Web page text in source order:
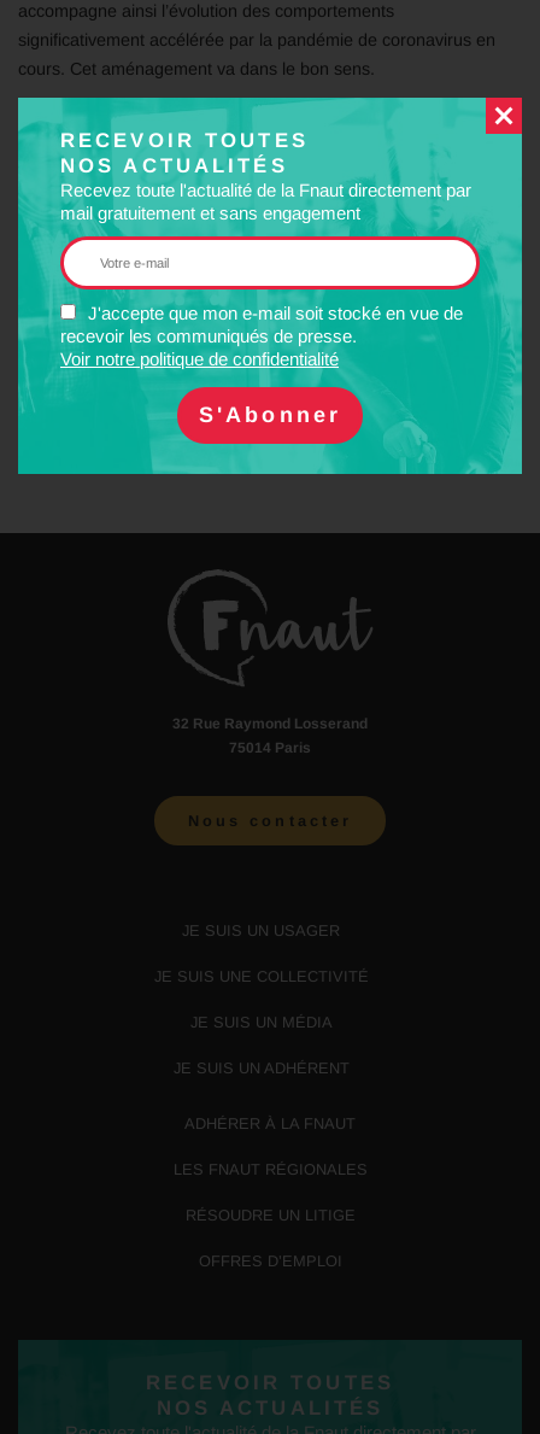
RECEVOIR TOUTES
NOS ACTUALITÉS
Recevez toute l'actualité de la Fnaut directement par
mail gratuitement et sans engagement
J'accepte que mon e-mail soit stocké en vue de
recevoir les communiqués de presse.
Voir notre politique de confidentialité
accompagne ainsi l’évolution des comportements
significativement accélérée par la pandémie de coronavirus en
cours. Cet aménagement va dans le bon sens.
En savoir plus
PARTAGER
Facebook
TwitterLinkedIn
Email
MOTS-CLÉS
32 Rue Raymond Losserand
75014 Paris
Nous contacter
JE SUIS UN USAGER
JE SUIS UNE COLLECTIVITÉ
JE SUIS UN MÉDIA
JE SUIS UN ADHÉRENT
ADHÉRER À LA FNAUT
LES FNAUT RÉGIONALES
RÉSOUDRE UN LITIGE
OFFRES D’EMPLOI
RECEVOIR TOUTES
NOS ACTUALITÉS